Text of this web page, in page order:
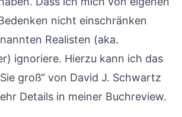
nicht einschränken
Realisten (aka.
ignoriere. Hierzu kann ich das
groß“ von David J. Schwartz
Details in meiner Buchreview.